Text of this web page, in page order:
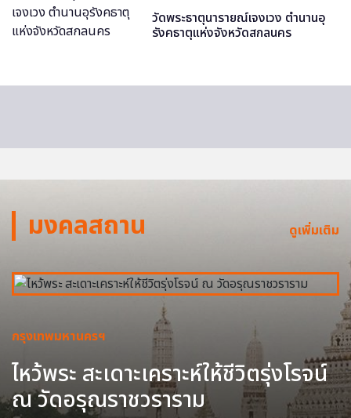
วัดพระธาตุนารายณ์เจงเวง ตำนานอุ
รังคธาตุแห่งจังหวัดสกลนคร
มงคลสถาน ดูเพิ่มเติม
กรุงเทพมหานครฯ
ไหว้พระ สะเดาะเคราะห์ให้ชีวิตรุ่งโรจน์
ณ วัดอรุณราชวราราม